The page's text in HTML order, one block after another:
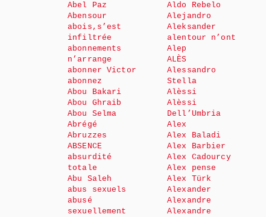
Abel Paz
Abensour
abois,s’est
infiltrée
abonnements
n’arrange
abonner Victor
abonnez
Abou Bakari
Abou Ghraib
Abou Selma
Abrégé
Abruzzes
ABSENCE
absurdité
totale
Abu Saleh
abus sexuels
abusé
sexuellement
Aldo Rebelo
Alejandro
Aleksander
alentour n’ont
Alep
ALÈS
Alessandro
Stella
Alèssi
Alèssi
Dell’Umbria
Alex
Alex Baladi
Alex Barbier
Alex Cadourcy
Alex pense
Alex Türk
Alexander
Alexandre
Alexandre